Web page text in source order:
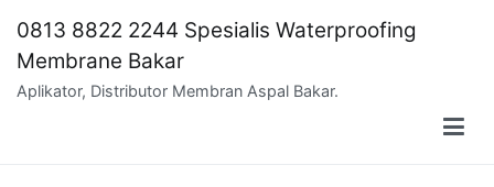
content
0813 8822 2244 Spesialis Waterproofing
Membrane Bakar
Aplikator, Distributor Membran Aspal Bakar.